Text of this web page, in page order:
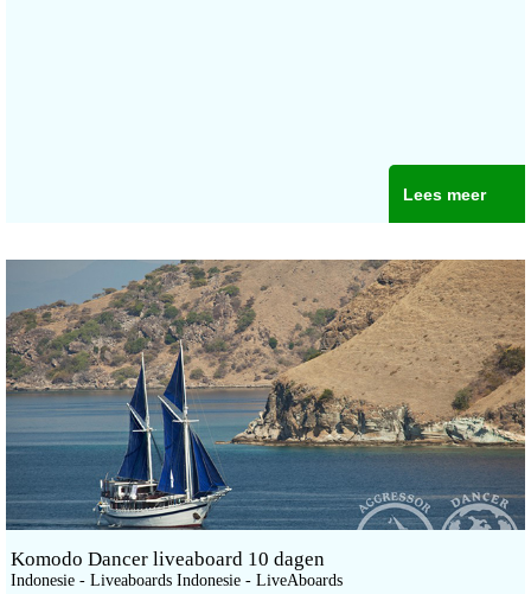
Lees meer
Komodo Dancer liveaboard 10 dagen
Indonesie - Liveaboards Indonesie - LiveAboards